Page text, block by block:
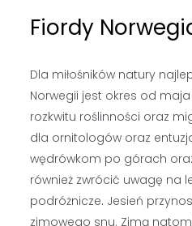
Fiordy
Dla miłośników natury
Norwegii jest okres od
rozkwitu roślinności oraz
dla ornitologów oraz
wędrówkom po górach
również zwrócić uwagę na
podróżnicze. Jesień
zimowego snu. Zimą